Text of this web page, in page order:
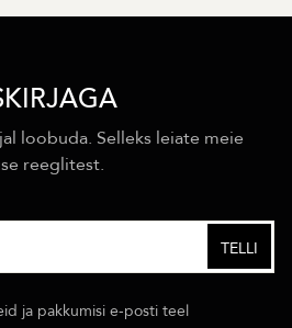
loobuda. Selleks leiate meie
reeglitest.
ja pakkumisi e-posti teel